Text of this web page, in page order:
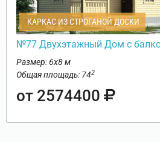
КАРКАС ИЗ СТРОГАНОЙ ДОСКИ
№77 Двухэтажный Дом с
Размер: 6х8 м
Общая площадь: 742
от 2574400